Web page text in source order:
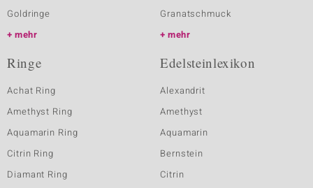
Goldringe
mehr
Granatschmuck
mehr
Ringe
Achat Ring
Amethyst Ring
Aquamarin Ring
Citrin Ring
Diamant Ring
Edelsteinlexikon
Alexandrit
Amethyst
Aquamarin
Bernstein
Citrin